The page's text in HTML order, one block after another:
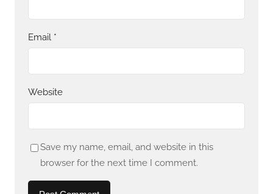
Email *
Website
Save my name, email, and website in this
browser for the next time I comment.